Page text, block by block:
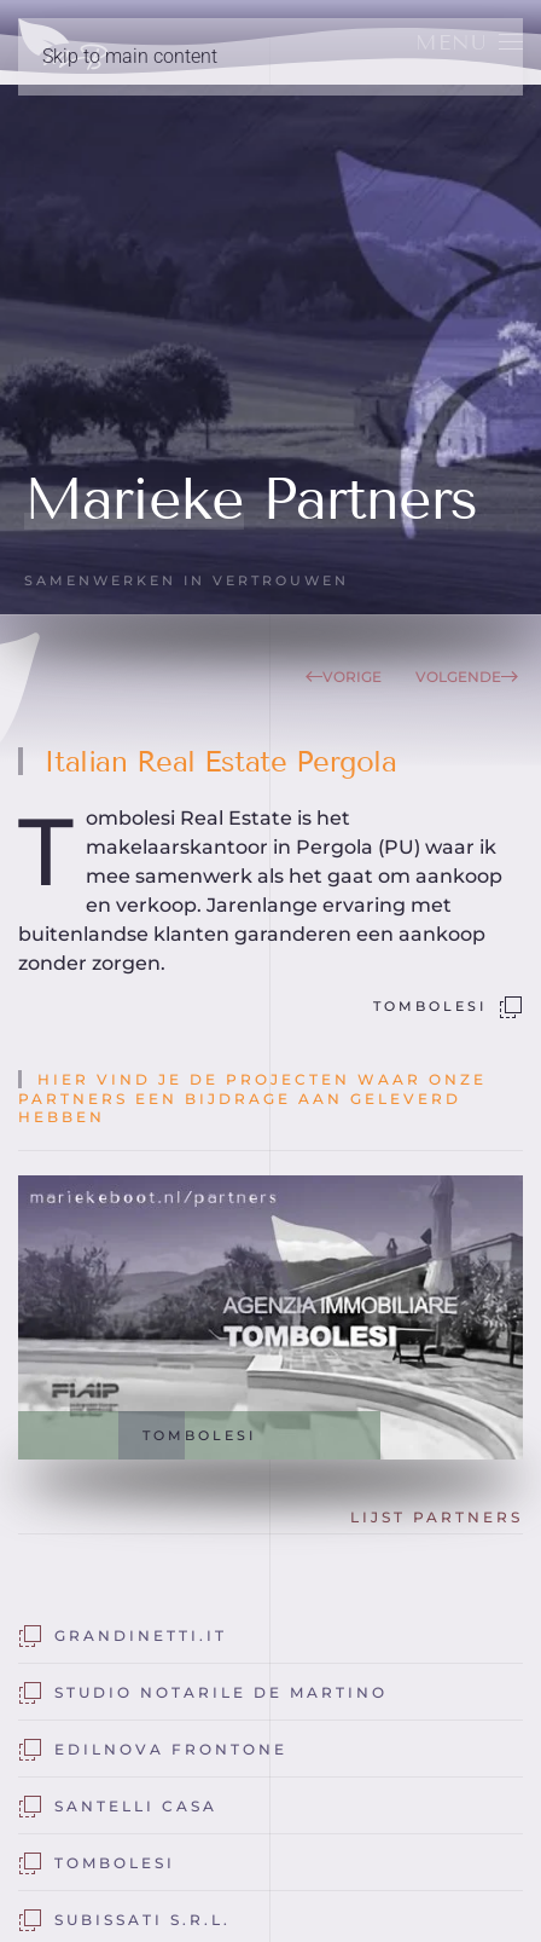
Skip to main content
Marieke Partners
SAMENWERKEN IN VERTROUWEN
VORIGE VOLGENDE
Italian Real Estate Pergola
T ombolesi Real Estate is het
makelaarskantoor in Pergola (PU) waar ik
mee samenwerk als het gaat om aankoop
en verkoop. Jarenlange ervaring met
buitenlandse klanten garanderen een aankoop
zonder zorgen.
TOMBOLESI
HIER VIND JE DE PROJECTEN WAAR ONZE
PARTNERS EEN BIJDRAGE AAN GELEVERD
HEBBEN
TOMBOLESI
LIJST PARTNERS
GRANDINETTI.IT
STUDIO NOTARILE DE MARTINO
EDILNOVA FRONTONE
SANTELLI CASA
TOMBOLESI
SUBISSATI S.R.L.